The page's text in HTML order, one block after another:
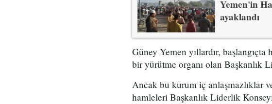
Yemen'in
ayaklandı
Güney Yemen yıllardır,
bir yürütme organı olan Başkanlık
Ancak bu kurum iç anlaşmazlıklar
hamleleri Başkanlık Liderlik